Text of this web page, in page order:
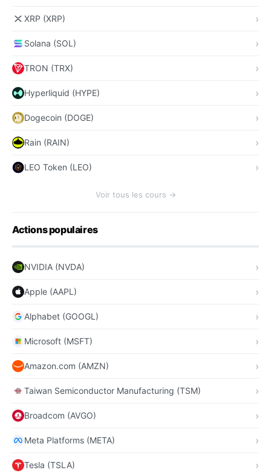
XRP (XRP)
Solana (SOL)
TRON (TRX)
Hyperliquid (HYPE)
Dogecoin (DOGE)
Rain (RAIN)
LEO Token (LEO)
Voir tous les cours →
Actions populaires
NVIDIA (NVDA)
Apple (AAPL)
Alphabet (GOOGL)
Microsoft (MSFT)
Amazon.com (AMZN)
Taiwan Semiconductor Manufacturing (TSM)
Broadcom (AVGO)
Meta Platforms (META)
Tesla (TSLA)